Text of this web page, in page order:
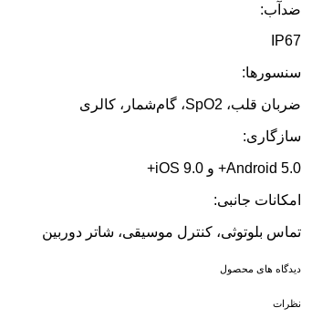
ضدآب:
IP67
سنسورها:
ضربان قلب، SpO2، گام‌شمار، کالری
سازگاری:
Android 5.0+ و iOS 9.0+
امکانات جانبی:
تماس بلوتوثی، کنترل موسیقی، شاتر دوربین
دیدگاه های محصول
نظرات